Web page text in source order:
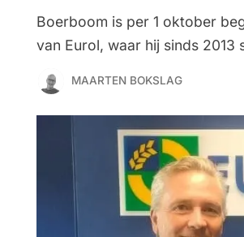
Boerboom is per 1 oktober
van Eurol, waar hij sinds 2013
MAARTEN BOKSLAG